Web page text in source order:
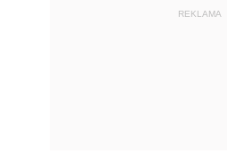
REKLAMA